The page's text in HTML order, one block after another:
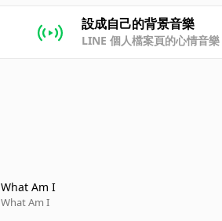
設成自己的背景音樂
LINE 個人檔案頁的心情音樂
What Am I
What Am I